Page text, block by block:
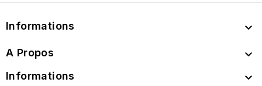
Informations 
A Propos 
Informations 